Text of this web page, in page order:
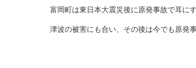
富岡町は東日本大震災後に原発事故で耳に
津波の被害にも合い、その後は今でも原発